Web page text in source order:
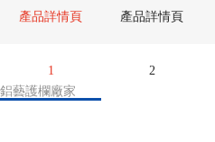
產品詳情頁
1
產品詳情頁
2
鋁藝護欄廠家